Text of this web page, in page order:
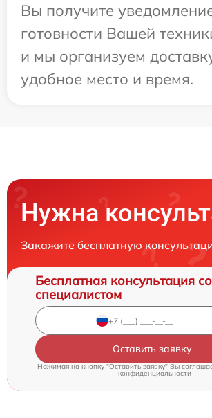
Вы получите
готовности Вашей
и мы организуем
удобное место и время.
Нужна
Закажите бесплатную
Бесплатная консультация со
специалистом
Оставить заявку
Нажимая на кнопку "Оставить заявку" Вы
конфиденциальности